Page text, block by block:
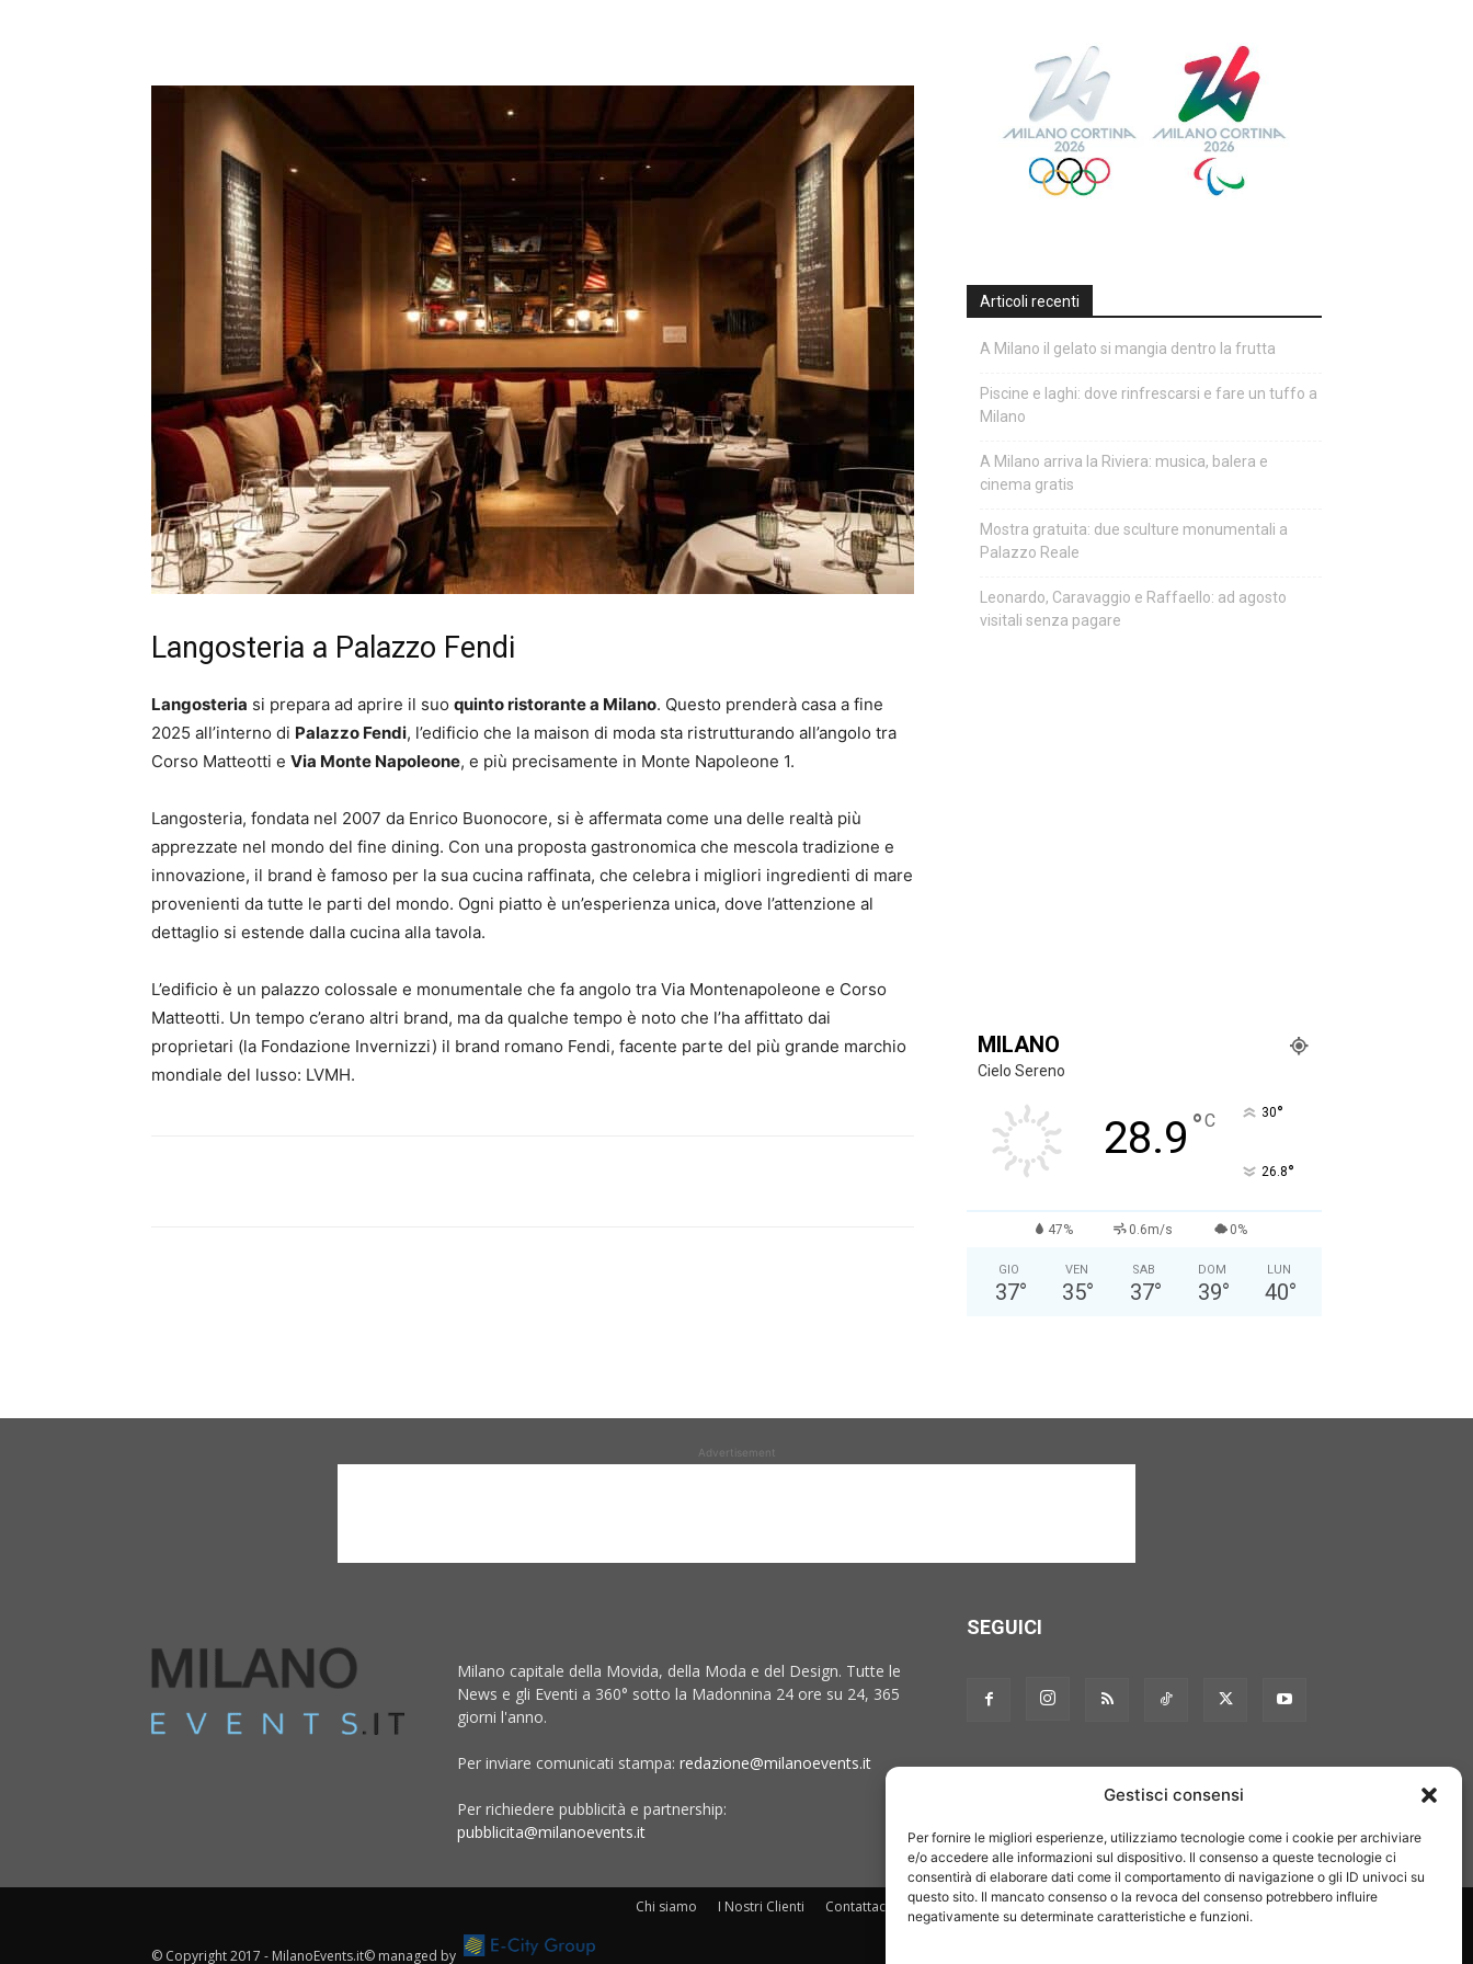
Gestisci consensi
Per fornire le migliori esperienze, utilizziamo tecnologie come i cookie per archiviare
e/o accedere alle informazioni sul dispositivo. Il consenso a queste tecnologie ci
consentirà di elaborare dati come il comportamento di navigazione o gli ID univoci su
questo sito. Il mancato consenso o la revoca del consenso potrebbero influire
negativamente su determinate caratteristiche e funzioni.
Langosteria a Palazzo Fendi
Langosteria si prepara ad aprire il suo quinto ristorante a Milano. Questo prenderà casa a fine
2025 all’interno di Palazzo Fendi, l’edificio che la maison di moda sta ristrutturando all’angolo tra
Corso Matteotti e Via Monte Napoleone, e più precisamente in Monte Napoleone 1.
Langosteria, fondata nel 2007 da Enrico Buonocore, si è affermata come una delle realtà più
apprezzate nel mondo del fine dining. Con una proposta gastronomica che mescola tradizione e
innovazione, il brand è famoso per la sua cucina raffinata, che celebra i migliori ingredienti di mare
provenienti da tutte le parti del mondo. Ogni piatto è un’esperienza unica, dove l’attenzione al
dettaglio si estende dalla cucina alla tavola.
L’edificio è un palazzo colossale e monumentale che fa angolo tra Via Montenapoleone e Corso
Matteotti. Un tempo c’erano altri brand, ma da qualche tempo è noto che l’ha affittato dai
proprietari (la Fondazione Invernizzi) il brand romano Fendi, facente parte del più grande marchio
mondiale del lusso: LVMH.
Articoli recenti
A Milano il gelato si mangia dentro la frutta
Piscine e laghi: dove rinfrescarsi e fare un tuffo a
Milano
A Milano arriva la Riviera: musica, balera e
cinema gratis
Mostra gratuita: due sculture monumentali a
Palazzo Reale
Leonardo, Caravaggio e Raffaello: ad agosto
visitali senza pagare
MILANO
Cielo Sereno
28.9 °C 30°
26.8°
47% 0.6m/s 0%
GIO
37°
VEN
35°
SAB
37°
DOM
39°
LUN
40°
Advertisement
Milano capitale della Movida, della Moda e del Design. Tutte le
News e gli Eventi a 360° sotto la Madonnina 24 ore su 24, 365
giorni l'anno.
Per inviare comunicati stampa: redazione@milanoevents.it
Per richiedere pubblicità e partnership:
pubblicita@milanoevents.it
SEGUICI
Chi siamo I Nostri Clienti Contattaci Collabora con noi Pubblicità Privacy policy Linee editoriali
© Copyright 2017 - MilanoEvents.it© managed by